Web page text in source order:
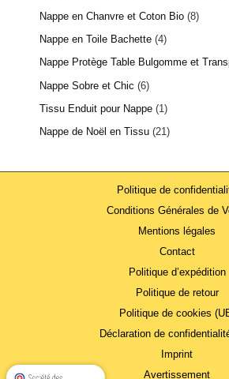
Nappe en Chanvre et Coton Bio 8
Nappe en Toile Bachette 4
Nappe Protège Table Bulgomme et
Nappe Sobre et Chic 6
Tissu Enduit pour Nappe 1
Nappe de Noël en Tissu 21
Politique de
Conditions Générales de
Mentions légales
Contact
Politique d’expédition
Politique de retour
Politique de cookies
Déclaration de
Imprint
Avertissement